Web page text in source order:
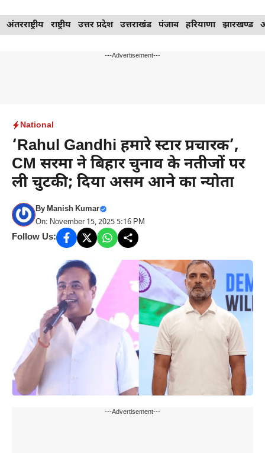
Skip
to
अंतरराष्ट्रीय राष्ट्रीय उत्तर प्रदेश उत्तराखंड पंजाब हरियाणा झारखण्ड
---Advertisement---
National
‘Rahul Gandhi हमारे स्टार प्रचारक’,
CM सरमा ने बिहार चुनाव के नतीजों पर
ली चुटकी; दिया असम आने का न्योता
ByManish Kumar
On: November 15, 2025 5:16 PM
Follow Us:
---Advertisement---